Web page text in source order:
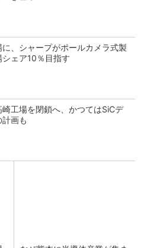
、シャープがポールカメラ式製
ェア10％目指す
崎工場を閉鎖へ、かつてはSiCデ
画も